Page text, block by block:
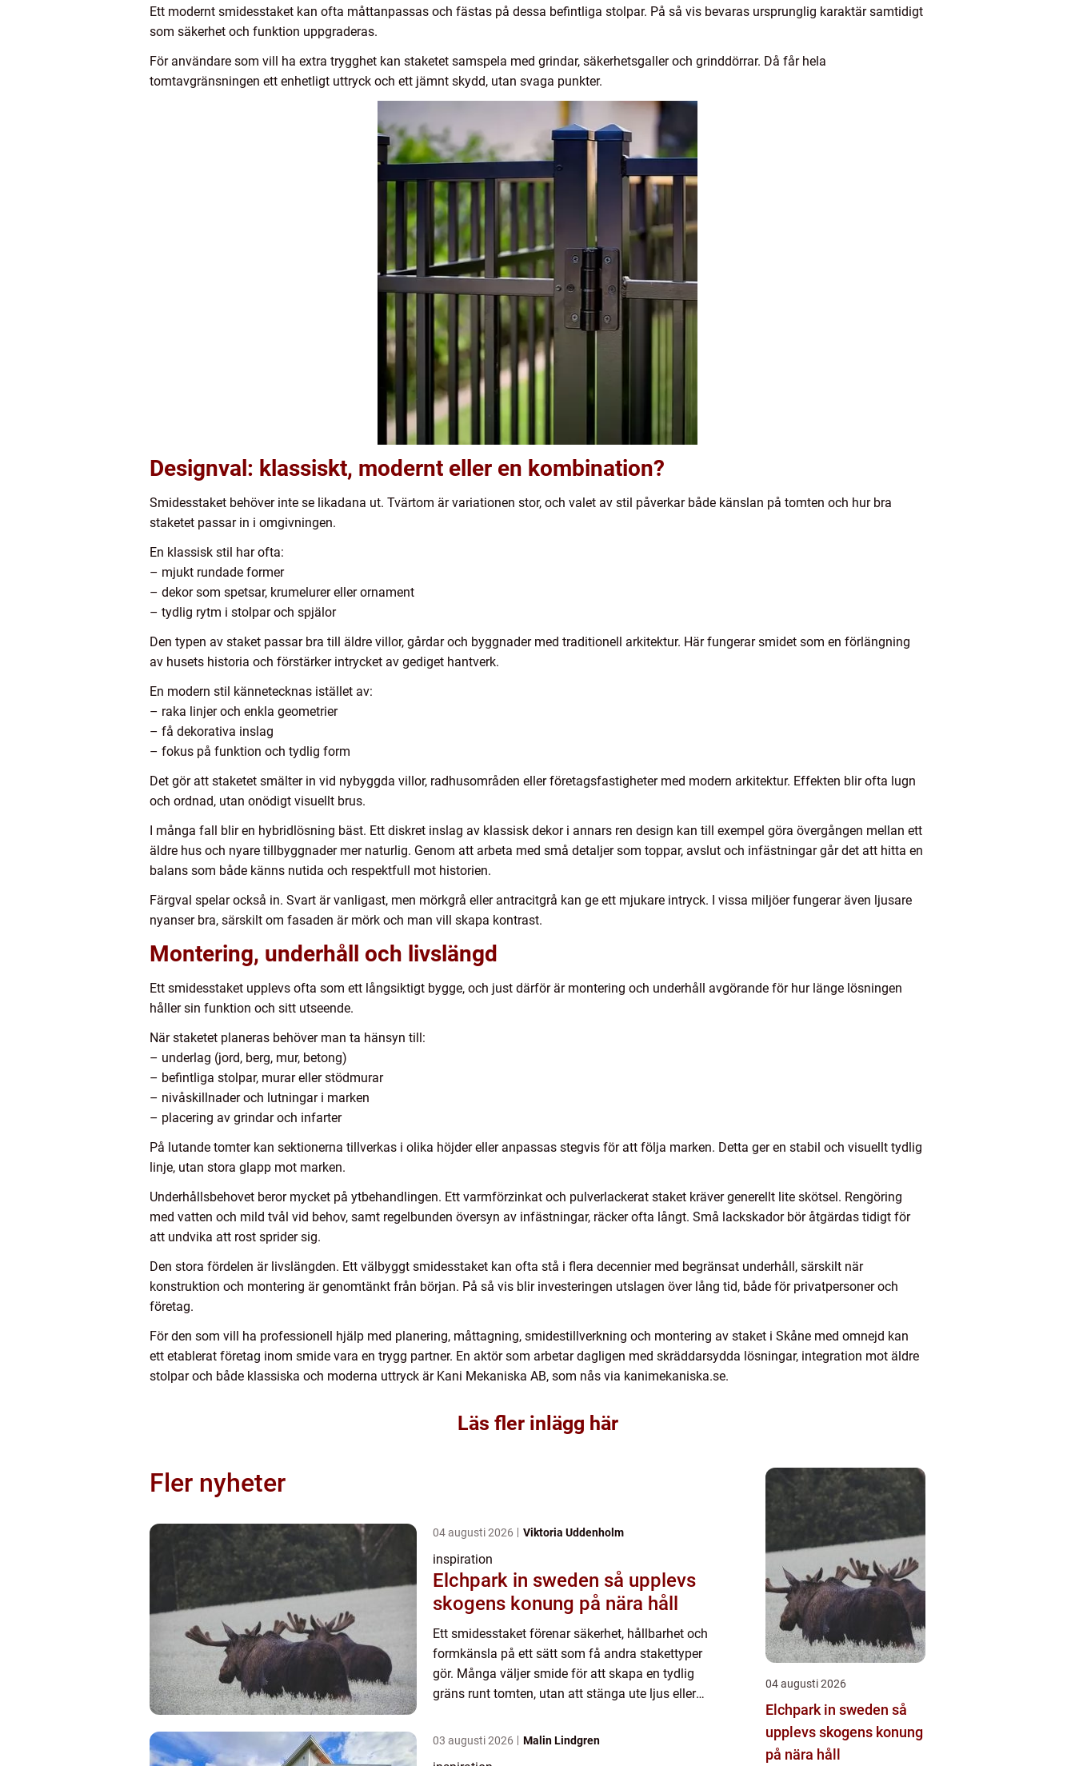
Ett modernt smidesstaket kan ofta måttanpassas och fästas på dessa befintliga stolpar. På så vis bevaras ursprunglig karaktär samtidigt
som säkerhet och funktion uppgraderas.
För användare som vill ha extra trygghet kan staketet samspela med grindar, säkerhetsgaller och grinddörrar. Då får hela
tomtavgränsningen ett enhetligt uttryck och ett jämnt skydd, utan svaga punkter.
Designval: klassiskt, modernt eller en kombination?
Smidesstaket behöver inte se likadana ut. Tvärtom är variationen stor, och valet av stil påverkar både känslan på tomten och hur bra
staketet passar in i omgivningen.
En klassisk stil har ofta:
– mjukt rundade former
– dekor som spetsar, krumelurer eller ornament
– tydlig rytm i stolpar och spjälor
Den typen av staket passar bra till äldre villor, gårdar och byggnader med traditionell arkitektur. Här fungerar smidet som en förlängning
av husets historia och förstärker intrycket av gediget hantverk.
En modern stil kännetecknas istället av:
– raka linjer och enkla geometrier
– få dekorativa inslag
– fokus på funktion och tydlig form
Det gör att staketet smälter in vid nybyggda villor, radhusområden eller företagsfastigheter med modern arkitektur. Effekten blir ofta lugn
och ordnad, utan onödigt visuellt brus.
I många fall blir en hybridlösning bäst. Ett diskret inslag av klassisk dekor i annars ren design kan till exempel göra övergången mellan ett
äldre hus och nyare tillbyggnader mer naturlig. Genom att arbeta med små detaljer som toppar, avslut och infästningar går det att hitta en
balans som både känns nutida och respektfull mot historien.
Färgval spelar också in. Svart är vanligast, men mörkgrå eller antracitgrå kan ge ett mjukare intryck. I vissa miljöer fungerar även ljusare
nyanser bra, särskilt om fasaden är mörk och man vill skapa kontrast.
Montering, underhåll och livslängd
Ett smidesstaket upplevs ofta som ett långsiktigt bygge, och just därför är montering och underhåll avgörande för hur länge lösningen
håller sin funktion och sitt utseende.
När staketet planeras behöver man ta hänsyn till:
– underlag (jord, berg, mur, betong)
– befintliga stolpar, murar eller stödmurar
– nivåskillnader och lutningar i marken
– placering av grindar och infarter
På lutande tomter kan sektionerna tillverkas i olika höjder eller anpassas stegvis för att följa marken. Detta ger en stabil och visuellt tydlig
linje, utan stora glapp mot marken.
Underhållsbehovet beror mycket på ytbehandlingen. Ett varmförzinkat och pulverlackerat staket kräver generellt lite skötsel. Rengöring
med vatten och mild tvål vid behov, samt regelbunden översyn av infästningar, räcker ofta långt. Små lackskador bör åtgärdas tidigt för
att undvika att rost sprider sig.
Den stora fördelen är livslängden. Ett välbyggt smidesstaket kan ofta stå i flera decennier med begränsat underhåll, särskilt när
konstruktion och montering är genomtänkt från början. På så vis blir investeringen utslagen över lång tid, både för privatpersoner och
företag.
För den som vill ha professionell hjälp med planering, måttagning, smidestillverkning och montering av staket i Skåne med omnejd kan
ett etablerat företag inom smide vara en trygg partner. En aktör som arbetar dagligen med skräddarsydda lösningar, integration mot äldre
stolpar och både klassiska och moderna uttryck är Kani Mekaniska AB, som nås via kanimekaniska.se.
Läs fler inlägg här
Fler nyheter
04 augusti 2026 Viktoria Uddenholm
inspiration
Elchpark in sweden så upplevs
skogens konung på nära håll
Ett smidesstaket förenar säkerhet, hållbarhet och
formkänsla på ett sätt som få andra stakettyper
gör. Många väljer smide för att skapa en tydlig
gräns runt tomten, utan att stänga ute ljus eller
en ...
03 augusti 2026 Malin Lindgren
04 augusti 2026
Elchpark in sweden så
upplevs skogens konung
på nära håll